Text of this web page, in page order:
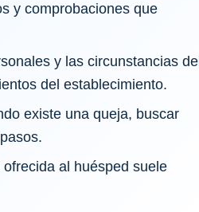
y comprobaciones que
y las circunstancias del
del establecimiento.
existe una queja, buscar
al huésped suele